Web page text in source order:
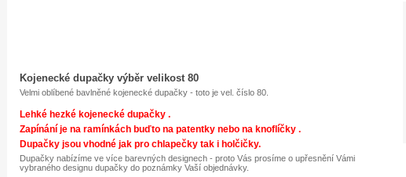
Kojenecké dupačky výběr velikost 80
Velmi oblíbené bavlněné kojenecké dupačky - toto je vel. číslo 80.
Lehké hezké kojenecké dupačky .
Zapínání je na ramínkách buďto na patentky nebo na knoflíčky .
Dupačky jsou vhodné jak pro chlapečky tak i holčičky.
Dupačky nabízíme ve více barevných designech - proto Vás prosíme o upřesnění Vámi
vybraného designu dupačky do poznámky Vaší objednávky.